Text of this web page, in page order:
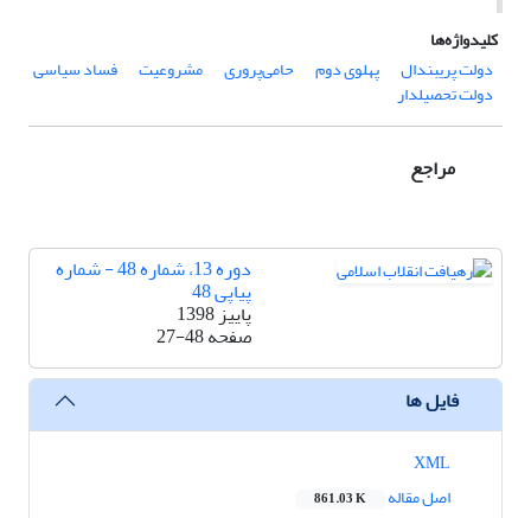
کلیدواژه‌ها
دولت پریبندال
پهلوی دوم حامی‌پروری مشروعیت فساد سیاسی
دولت تحصیلدار
مراجع
دوره 13، شماره 48 - شماره
پیاپی 48
پاییز 1398
صفحه27-48
فایل ها
اصل مقاله
861.03 K